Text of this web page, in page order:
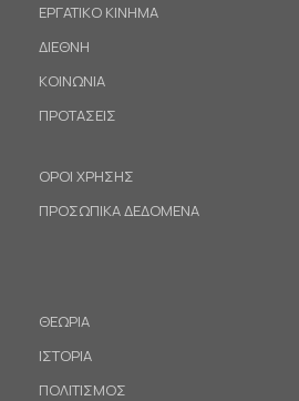
ΕΡΓΑΤΙΚΟ ΚΙΝΗΜΑ
ΔΙΕΘΝΗ
ΚΟΙΝΩΝΙΑ
ΠΡΟΤΑΣΕΙΣ
ΟΡΟΙ ΧΡΗΣΗΣ
ΠΡΟΣΩΠΙΚΑ ΔΕΔΟΜΕΝΑ
ΘΕΩΡΙΑ
ΙΣΤΟΡΙΑ
ΠΟΛΙΤΙΣΜΟΣ